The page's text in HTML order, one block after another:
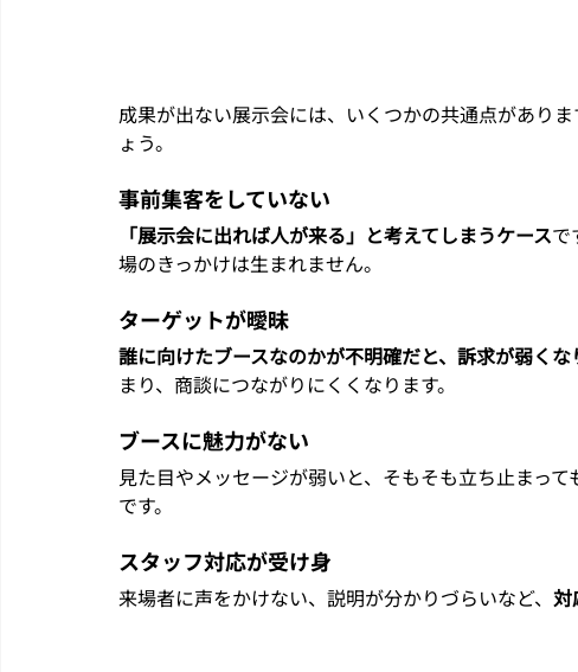
成果が出ない展示会には、いくつかの共通点があり
ょう。
事前集客をしていない
「展示会に出れば人が来る」と考えてしまうケースで
場のきっかけは生まれません。
ターゲットが曖昧
誰に向けたブースなのかが不明確だと、訴求が弱くな
まり、商談につながりにくくなります。
ブースに魅力がない
見た目やメッセージが弱いと、そもそも立ち止まって
です。
スタッフ対応が受け身
来場者に声をかけない、説明が分かりづらいなど、 対